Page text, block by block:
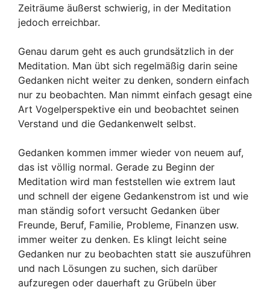
Zeiträume äußerst schwierig, in der Meditation
jedoch erreichbar.
Genau darum geht es auch grundsätzlich in der
Meditation. Man übt sich regelmäßig darin seine
Gedanken nicht weiter zu denken, sondern einfach
nur zu beobachten. Man nimmt einfach gesagt eine
Art Vogelperspektive ein und beobachtet seinen
Verstand und die Gedankenwelt selbst.
Gedanken kommen immer wieder von neuem auf,
das ist völlig normal. Gerade zu Beginn der
Meditation wird man feststellen wie extrem laut
und schnell der eigene Gedankenstrom ist und wie
man ständig sofort versucht Gedanken über
Freunde, Beruf, Familie, Probleme, Finanzen usw.
immer weiter zu denken. Es klingt leicht seine
Gedanken nur zu beobachten statt sie auszuführen
und nach Lösungen zu suchen, sich darüber
aufzuregen oder dauerhaft zu Grübeln über